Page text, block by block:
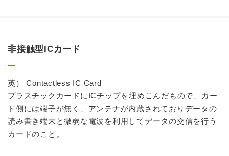
非接触型ICカード
英） Contactless IC Card
プラスチックカードにICチップを埋めこんだもので、カー
ド側には端子が無く、アンテナが内蔵されておりデータの
読み書き端末と微弱な電波を利用してデータの交信を行う
カードのこと。